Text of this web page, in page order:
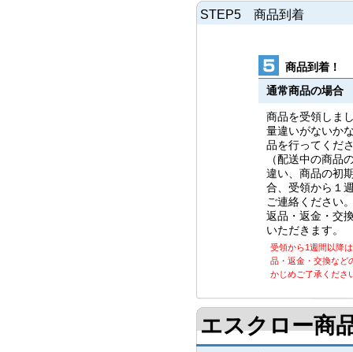
STEP5 商品到着
商品到着！
通常商品の場合
商品を受領しま
量違いがないか
品を行ってくだ
（配送中の商品
違い、商品の初
合、受領から１
ご連絡ください
返品・返金・交
いただきます。
受領から1週間以降
品・返金・交換など
かじめご了承くださ
エスクロー商